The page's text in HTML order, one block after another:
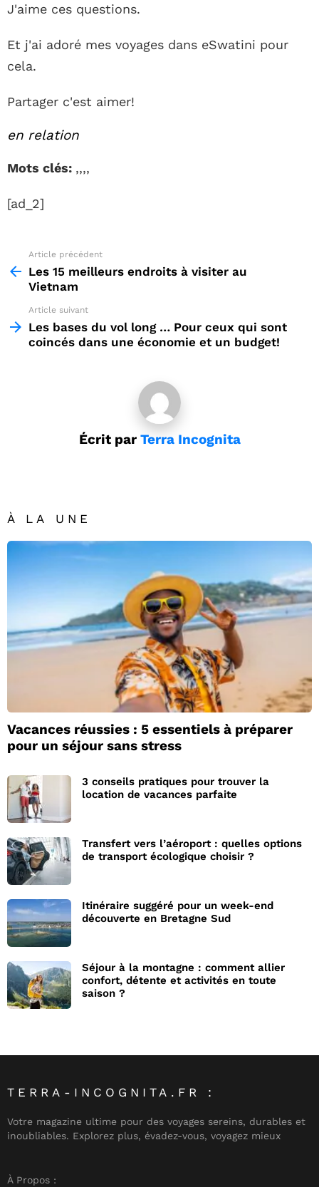
J'aime ces questions.
Et j'ai adoré mes voyages dans eSwatini pour
cela.
Partager c'est aimer!
en relation
Mots clés: ,,,,
[ad_2]
more
Article précédent
Les 15 meilleurs endroits à visiter au
Vietnam
Article suivant
Les bases du vol long … Pour ceux qui sont
coincés dans une économie et un budget!
Écrit par Terra Incognita
À LA UNE
Vacances réussies : 5 essentiels à préparer
pour un séjour sans stress
3 conseils pratiques pour trouver la
location de vacances parfaite
Transfert vers l’aéroport : quelles options
de transport écologique choisir ?
Itinéraire suggéré pour un week-end
découverte en Bretagne Sud
Séjour à la montagne : comment allier
confort, détente et activités en toute
saison ?
TERRA-INCOGNITA.FR :
Votre magazine ultime pour des voyages sereins, durables et
inoubliables. Explorez plus, évadez-vous, voyagez mieux
À Propos :